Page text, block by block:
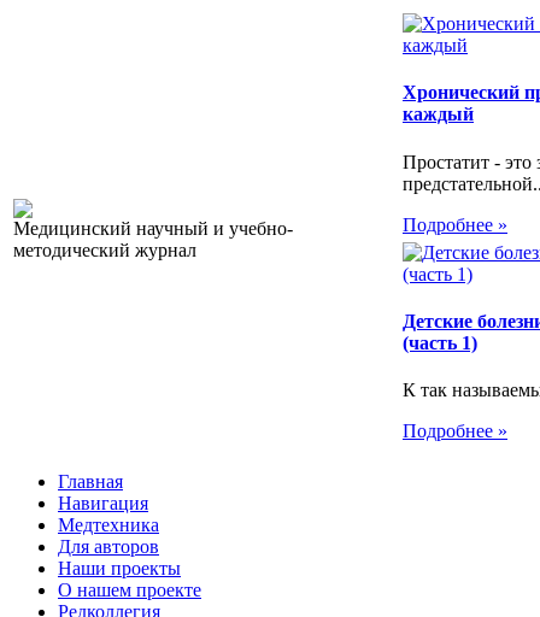
Медицинский научный и учебно-
методический журнал
Хронический
каждый
Простатит - это
Подробнее »
Детские
(часть 1)
К так
Подробнее »
Главная
Навигация
Медтехника
Для авторов
Наши проекты
О нашем проекте
Редколлегия